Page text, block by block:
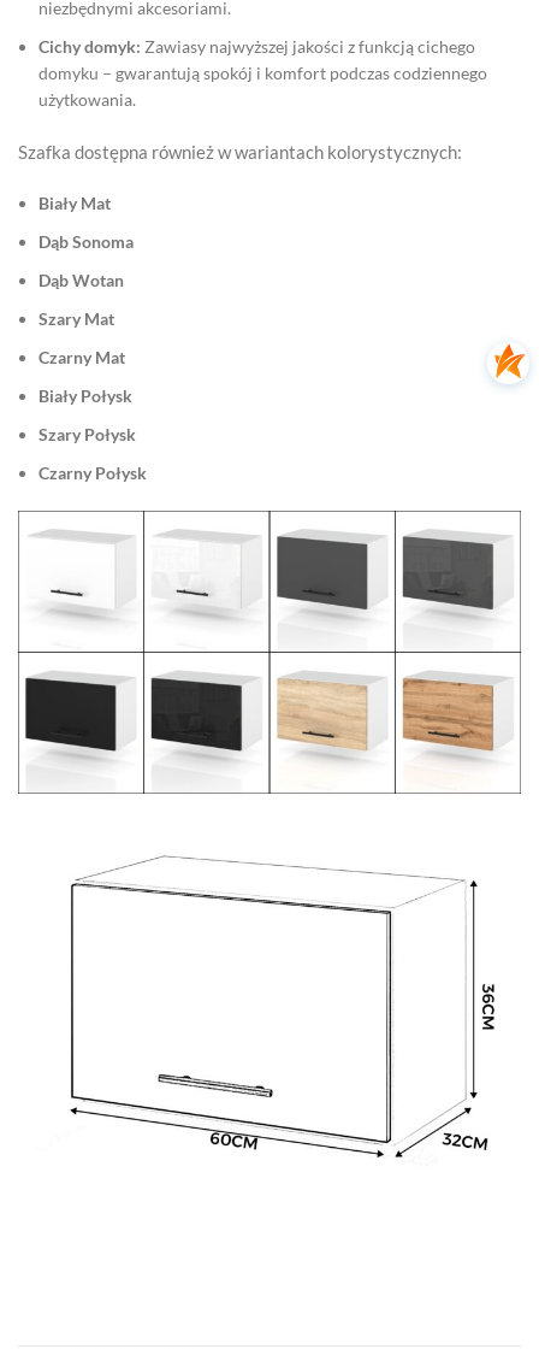
niezbędnymi akcesoriami.
Cichy domyk: Zawiasy najwyższej jakości z funkcją cichego
domyku – gwarantują spokój i komfort podczas codziennego
użytkowania.
Szafka dostępna również w wariantach kolorystycznych:
Biały Mat
Dąb Sonoma
Dąb Wotan
Szary Mat
Czarny Mat
Biały Połysk
Szary Połysk
Czarny Połysk